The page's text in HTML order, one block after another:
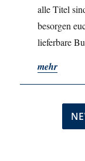
alle Titel
besorgen
lieferbare
mehr